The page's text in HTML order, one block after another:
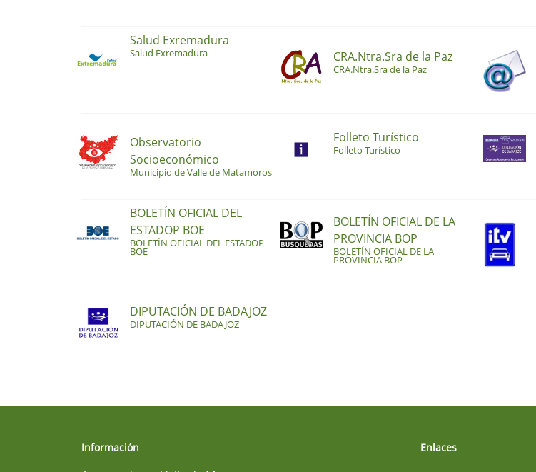
Salud Exremadura
Salud Exremadura CRA.Ntra.Sra de la Paz
CRA.Ntra.Sra de la Paz
Observatorio
Socioeconómico
Municipio de Valle de Matamoros
Folleto Turístico
Folleto Turístico
BOLETÍN OFICIAL DEL
ESTADOP BOE
BOLETÍN OFICIAL DEL ESTADOP
BOE
BOLETÍN OFICIAL DE LA
PROVINCIA BOP
BOLETÍN OFICIAL DE LA
PROVINCIA BOP
DIPUTACIÓN DE BADAJOZ
DIPUTACIÓN DE BADAJOZ
Información Enlaces